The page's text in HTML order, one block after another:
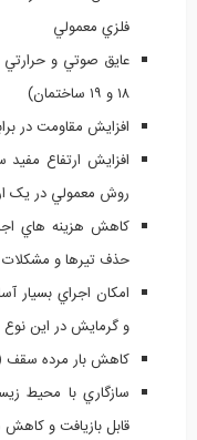
فلزي معمولي
عايق صوتي و حرارتي
۱۸ و ۱۹ ساختمان)
افزايش مقاومت در
افزايش ارتفاع
روش معمولي در يک
کاهش هزينه هاي
حذف تيرها و مشکلات
امکان اجراي
و گرمايش در اين
کاهش بار مرده
سازگاري با محيط
قابل بازيافت و